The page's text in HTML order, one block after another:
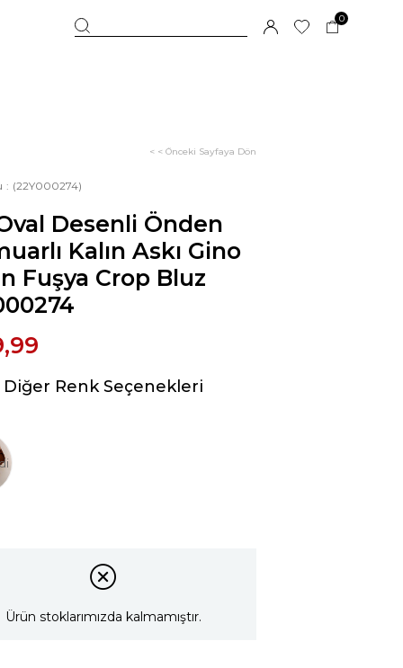
0
< < Önceki Sayfaya Dön
(22Y000274)
Desenli Önden
Kalın Askı Gino
Fuşya Crop Bluz
Diğer Renk Seçenekleri
Ürün stoklarımızda kalmamıştır.